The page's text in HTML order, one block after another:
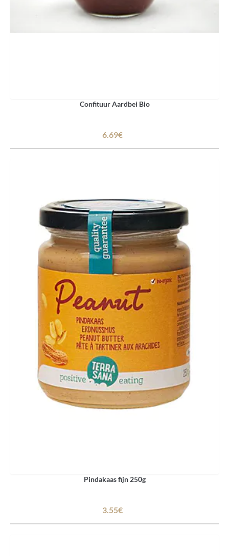
Confituur Aardbei Bio
6.69€
Pindakaas fijn 250g
3.55€